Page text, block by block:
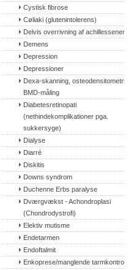
Cystisk fibrose
Cøliaki (glutenintolerens)
Delvis overrivning af achillessenen
Demens
Depression
Depressioner
Dexa-skanning, osteodensitometri,
BMD-måling
Diabetesretinopati
(nethindekomplikationer pga.
sukkersyge)
Dialyse
Diarré
Diskitis
Downs syndrom
Duchenne Erbs paralyse
Dværgvækst - Achondroplasi
(Chondrodystrofi)
Elektiv mutisme
Endetarmen
Endoftalmit
Enkoprese/manglende tarmkontrol